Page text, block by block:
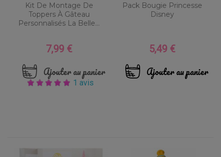
Kit De Montage De
Toppers À Gâteau
Personnalisés La Belle...
Prix
7,99 €
Ajouter au panier
1 avis
Pack Bougie Princesse
Disney
Prix
5,49 €
Ajouter au panier